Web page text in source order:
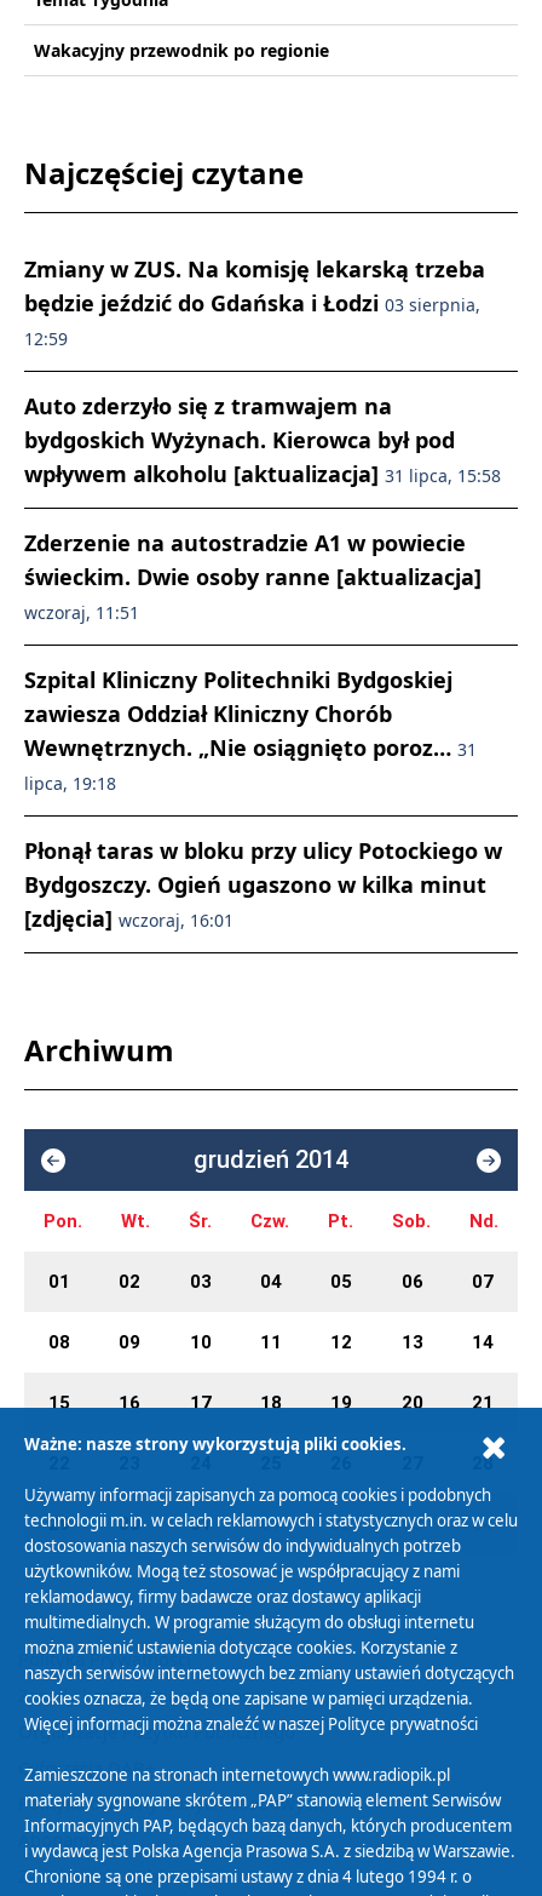
Wakacyjny przewodnik po regionie
Najczęściej czytane
Zmiany w ZUS. Na komisję lekarską trzeba
będzie jeździć do Gdańska i Łodzi 03 sierpnia,
12:59
Auto zderzyło się z tramwajem na
bydgoskich Wyżynach. Kierowca był pod
wpływem alkoholu [aktualizacja] 31 lipca, 15:58
Zderzenie na autostradzie A1 w powiecie
świeckim. Dwie osoby ranne [aktualizacja]
wczoraj, 11:51
Szpital Kliniczny Politechniki Bydgoskiej
zawiesza Oddział Kliniczny Chorób
Wewnętrznych. „Nie osiągnięto poroz… 31
lipca, 19:18
Płonął taras w bloku przy ulicy Potockiego w
Bydgoszczy. Ogień ugaszono w kilka minut
[zdjęcia] wczoraj, 16:01
Archiwum
grudzień 2014
Pon. Wt. Śr. Czw. Pt. Sob. Nd.
01 02 03 04 05 06 07
08 09 10 11 12 13 14
15 16 17 18 19 20 21
28
29 30 31 01 02 03 04
Polityka Prywatności
Zasady korzystania z Serwisu
Organizacje Pożytku Publicznego
Cyfryzacja DAB+
Polityka ochrony danych osobowych
Abonament
Zamówienia publiczne
Ważne: nasze strony wykorzystują pliki cookies.
Używamy informacji zapisanych za pomocą cookies i podobnych
technologii m.in. w celach reklamowych i statystycznych oraz w celu
dostosowania naszych serwisów do indywidualnych potrzeb
użytkowników. Mogą też stosować je współpracujący z nami
reklamodawcy, firmy badawcze oraz dostawcy aplikacji
multimedialnych. W programie służącym do obsługi internetu
można zmienić ustawienia dotyczące cookies. Korzystanie z
naszych serwisów internetowych bez zmiany ustawień dotyczących
cookies oznacza, że będą one zapisane w pamięci urządzenia.
Więcej informacji można znaleźć w naszej Polityce prywatności
Zamieszczone na stronach internetowych www.radiopik.pl
materiały sygnowane skrótem „PAP” stanowią element Serwisów
Informacyjnych PAP, będących bazą danych, których producentem
i wydawcą jest Polska Agencja Prasowa S.A. z siedzibą w Warszawie.
Chronione są one przepisami ustawy z dnia 4 lutego 1994 r. o